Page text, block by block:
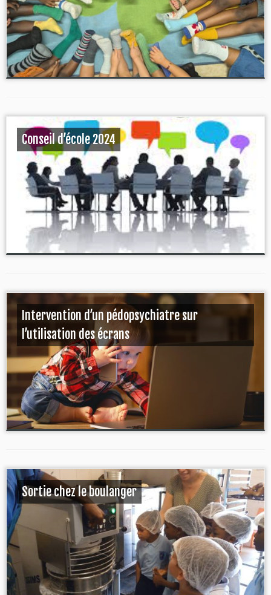
Conseil d’école 2024
Intervention d’un pédopsychiatre sur
l’utilisation des écrans
Sortie chez le boulanger